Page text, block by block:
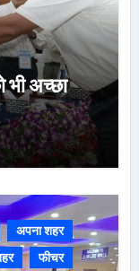
भी अच्छा
अपना शहर
फीचर